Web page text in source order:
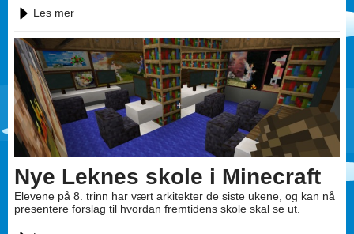
Les mer
Nye Leknes skole i Minecraft
Elevene på 8. trinn har vært arkitekter de siste ukene, og kan nå
presentere forslag til hvordan fremtidens skole skal se ut.